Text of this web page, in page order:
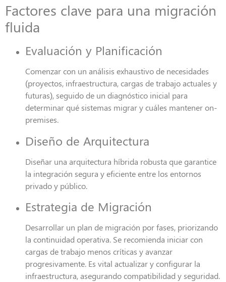
Factores clave para una migración
fluida
Evaluación y Planificación
Comenzar con un análisis exhaustivo de necesidades
(proyectos, infraestructura, cargas de trabajo actuales y
futuras), seguido de un diagnóstico inicial para
determinar qué sistemas migrar y cuáles mantener on-
premises.
Diseño de Arquitectura
Diseñar una arquitectura híbrida robusta que garantice
la integración segura y eficiente entre los entornos
privado y público.
Estrategia de Migración
Desarrollar un plan de migración por fases, priorizando
la continuidad operativa. Se recomienda iniciar con
cargas de trabajo menos críticas y avanzar
progresivamente. Es vital actualizar y configurar la
infraestructura, asegurando compatibilidad y seguridad.